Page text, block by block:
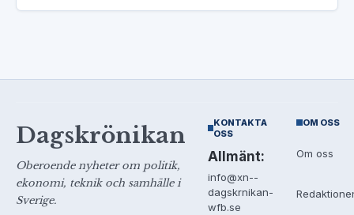
Dagskrönikan
Oberoende nyheter om politik,
ekonomi, teknik och samhälle i
Sverige.
KONTAKTA
OSS
Allmänt:
info@xn--
dagskrnikan-
wfb.se
OM OSS
Om oss